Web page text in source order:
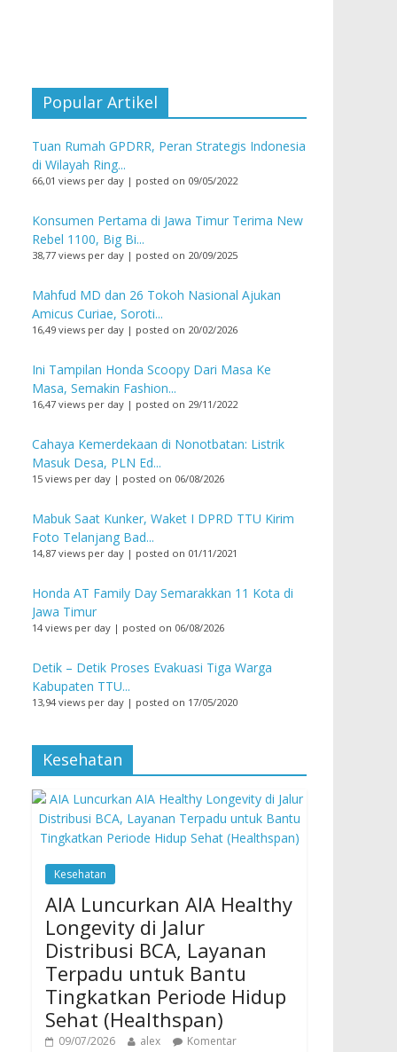
Popular Artikel
Tuan Rumah GPDRR, Peran Strategis Indonesia
di Wilayah Ring...
66,01 views per day | posted on 09/05/2022
Konsumen Pertama di Jawa Timur Terima New
Rebel 1100, Big Bi...
38,77 views per day | posted on 20/09/2025
Mahfud MD dan 26 Tokoh Nasional Ajukan
Amicus Curiae, Soroti...
16,49 views per day | posted on 20/02/2026
Ini Tampilan Honda Scoopy Dari Masa Ke
Masa, Semakin Fashion...
16,47 views per day | posted on 29/11/2022
Cahaya Kemerdekaan di Nonotbatan: Listrik
Masuk Desa, PLN Ed...
15 views per day | posted on 06/08/2026
Mabuk Saat Kunker, Waket I DPRD TTU Kirim
Foto Telanjang Bad...
14,87 views per day | posted on 01/11/2021
Honda AT Family Day Semarakkan 11 Kota di
Jawa Timur
14 views per day | posted on 06/08/2026
Detik – Detik Proses Evakuasi Tiga Warga
Kabupaten TTU...
13,94 views per day | posted on 17/05/2020
Kesehatan
Kesehatan
AIA Luncurkan AIA Healthy
Longevity di Jalur
Distribusi BCA, Layanan
Terpadu untuk Bantu
Tingkatkan Periode Hidup
Sehat (Healthspan)
09/07/2026 alex
Komentar